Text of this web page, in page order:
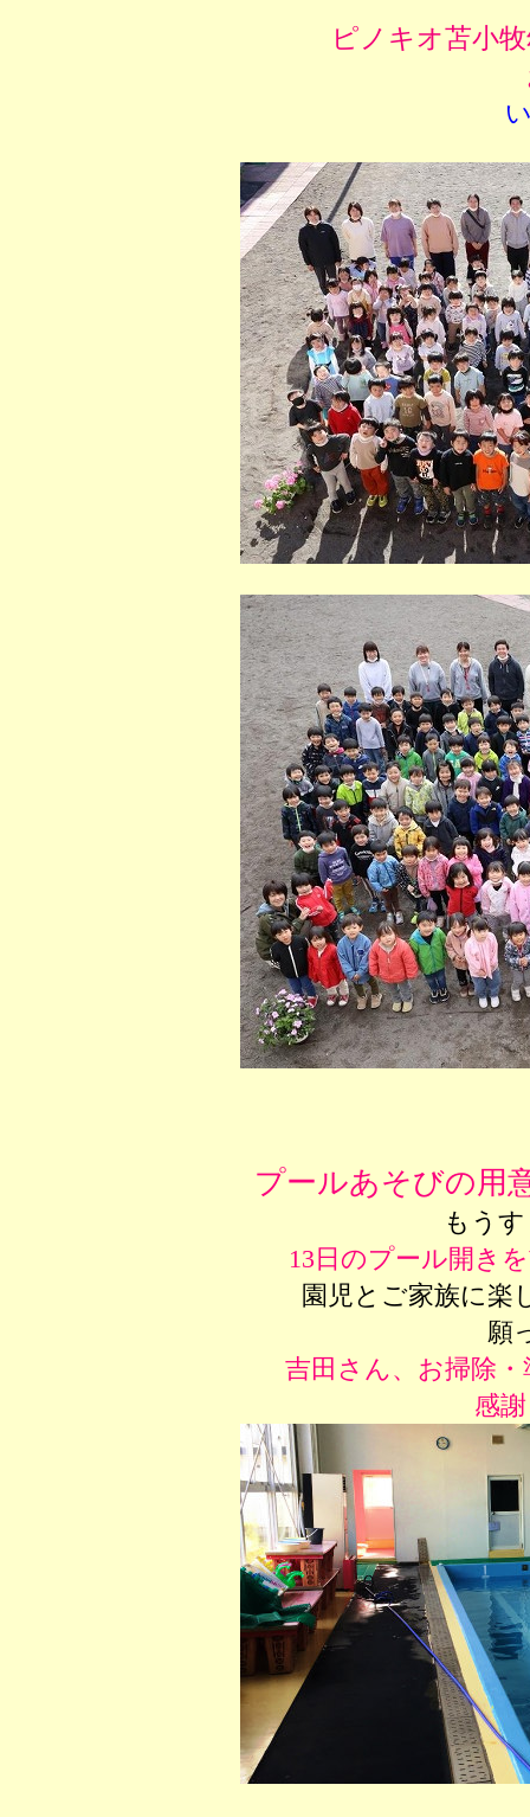
ピノキオ苫小
プールあそびの用
もう
13日のプール開き
園児とご家族に楽
願
吉田さん、お掃除
感